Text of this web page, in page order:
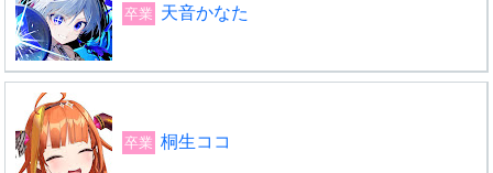
卒業 天音かなた
卒業 桐生ココ